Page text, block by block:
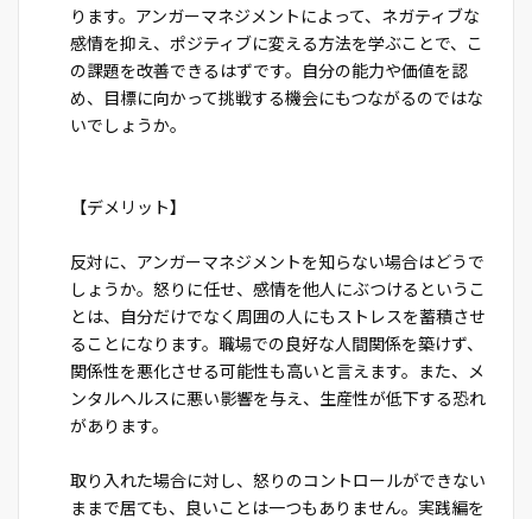
ります。アンガーマネジメントによって、ネガティブな
感情を抑え、ポジティブに変える方法を学ぶことで、こ
の課題を改善できるはずです。自分の能力や価値を認
め、目標に向かって挑戦する機会にもつながるのではな
いでしょうか。
【デメリット】
反対に、アンガーマネジメントを知らない場合はどうで
しょうか。怒りに任せ、感情を他人にぶつけるというこ
とは、自分だけでなく周囲の人にもストレスを蓄積させ
ることになります。職場での良好な人間関係を築けず、
関係性を悪化させる可能性も高いと言えます。また、メ
ンタルヘルスに悪い影響を与え、生産性が低下する恐れ
があります。
取り入れた場合に対し、怒りのコントロールができない
ままで居ても、良いことは一つもありません。実践編を